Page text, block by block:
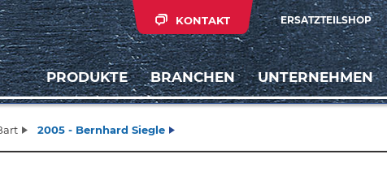
ERSATZTEILSHOP
KONTAKT
PRODUKTE BRANCHEN UNTERNEHMEN
2005 - Bernhard Siegle